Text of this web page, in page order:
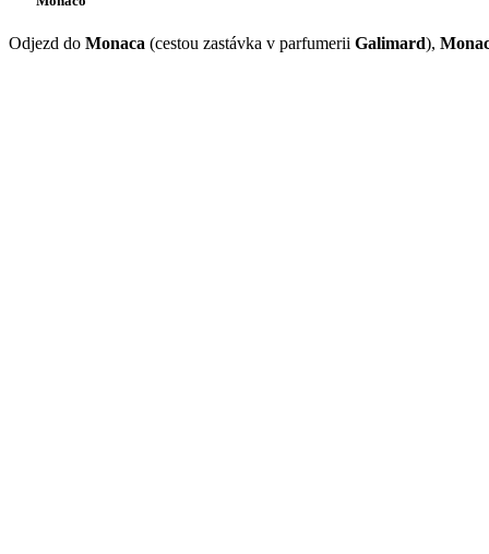
Odjezd do Monaca (cestou zastávka v parfumerii Galimard),